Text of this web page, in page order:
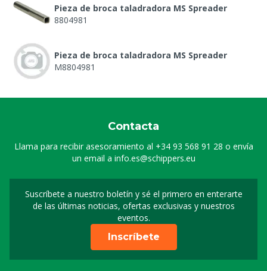
Pieza de broca taladradora MS Spreader
8804981
Pieza de broca taladradora MS Spreader
M8804981
Contacta
Llama para recibir asesoramiento al +34 93 568 91 28 o envía
un email a info.es@schippers.eu
Suscríbete a nuestro boletín y sé el primero en enterarte
de las últimas noticias, ofertas exclusivas y nuestros
eventos.
Suscripción a nuestro
Inscríbete